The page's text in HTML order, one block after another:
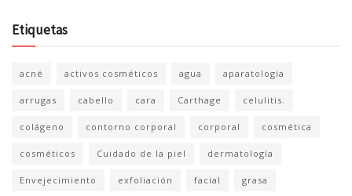
Etiquetas
acné activos cosméticos agua aparatología
arrugas cabello cara Carthage celulitis.
colágeno contorno corporal corporal cosmética
cosméticos Cuidado de la piel dermatología
Envejecimiento exfoliación facial grasa